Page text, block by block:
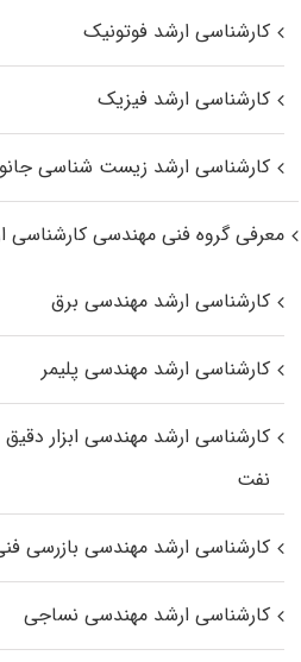
کارشناسی ارشد فوتونیک
کارشناسی ارشد فیزیک
کارشناسی ارشد زیست‌ شناسی
معرفی گروه فنی مهندسی کارشناسی
کارشناسی ارشد مهندسی برق
کارشناسی ارشد مهندسی پلیمر
کارشناسی ارشد مهندسی ابزار
نفت
کارشناسی ارشد مهندسی بازرسی
کارشناسی ارشد مهندسی نساجی